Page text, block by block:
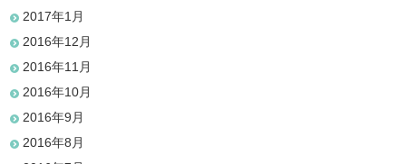
2017年1月
2016年12月
2016年11月
2016年10月
2016年9月
2016年8月